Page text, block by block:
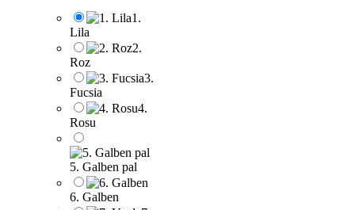
1.
Lila
2.
Roz
3.
Fucsia
4.
Rosu
5. Galben pal
6. Galben